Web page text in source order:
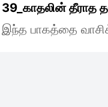
39_காதலின் தீராத
இந்த பாகத்தை